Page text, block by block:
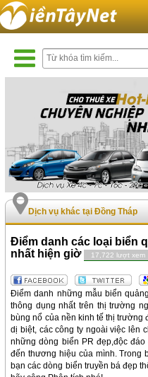
Dịch vụ khác tại Đồng Tháp
Điểm danh các loại biển
nhất hiện giờ
17,722 lượt xem
Điểm danh những mẫu biển
thông dụng nhất trên thị trường
bùng nổ của nền kinh tế thị
dị biệt, các công ty ngoài việc lên
những dòng biển PR đẹp,độc
đến thương hiệu của mình. Trong
bạn các dòng biển truyền bá đẹp